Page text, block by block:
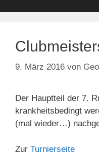
9. März 2016 von
Der Hauptteil der 7.
krankheitsbedingt
(mal wieder…)
Zur Turnierseite